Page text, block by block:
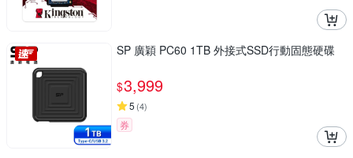
SP 廣穎 PC60 1TB 外接式SSD行動固態硬碟
$3,999
5 (4)
券